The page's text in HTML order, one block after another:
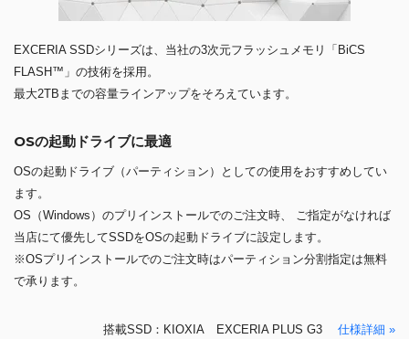
EXCERIA SSDシリーズは、当社の3次元フラッシュメモリ「BiCS
FLASH™」の技術を採用。
最大2TBまでの容量ラインアップをそろえています。
OSの起動ドライブに最適
OSの起動ドライブ（パーティション）としての使用をおすすめしてい
ます。
OS（Windows）のプリインストールでのご注文時、 ご指定がなければ
当店にて優先してSSDをOSの起動ドライブに設定します。
※OSプリインストールでのご注文時はパーティション分割指定は無料
で承ります。
搭載SSD：KIOXIA EXCERIA PLUS G3 仕様詳細 »